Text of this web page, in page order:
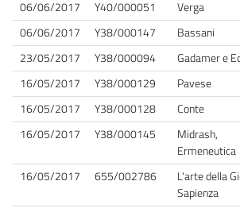
06/06/2017 Y40/000051 Verga
06/06/2017
Y38/000147 Bassani
23/05/2017
Y38/000094 Gadamer e
16/05/2017
Y38/000129 Pavese
16/05/2017
Y38/000128 Conte
16/05/2017
Y38/000145
Midrash,
Ermeneutica
16/05/2017 655/002786
L'arte della
Sapienza